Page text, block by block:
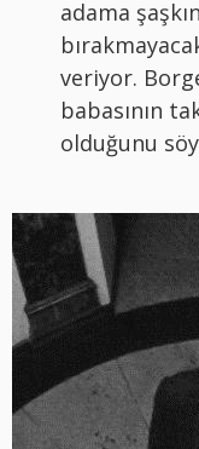
adama
veriyor.
babasının
olduğunu